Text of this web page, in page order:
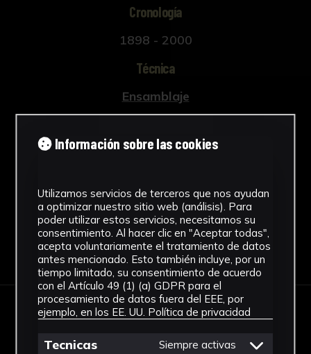
Cronología
1898 - 2000
Técnica
Ensamblaje
Madera
Descargar Ficha
IMÁGENES
Información sobre las cookies
Utilizamos servicios de terceros que nos ayudan
a optimizar nuestro sitio web (análisis). Para
poder utilizar estos servicios, necesitamos su
consentimiento. Al hacer clic en "Aceptar todas",
acepta voluntariamente el tratamiento de datos
antes mencionado. Esto también incluye, por un
tiempo limitado, su consentimiento de acuerdo
con el Artículo 49 (1) (a) GDPR para el
procesamiento de datos fuera del EEE, por
ejemplo, en los EE. UU. Política de privacidad
Tecnicas Siempre activas